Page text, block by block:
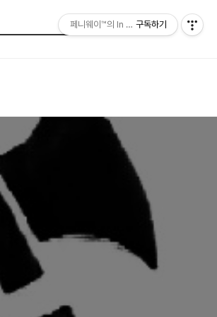
페니웨이™의 In This Film
구독하기